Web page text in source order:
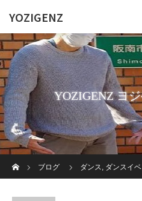
YOZIGENZ
YOZIGENZ ヨ
ブログ
ダンス, ダンスイベ